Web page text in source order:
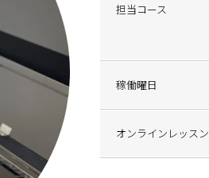
担当コース
稼働曜日
オンラインレッスン